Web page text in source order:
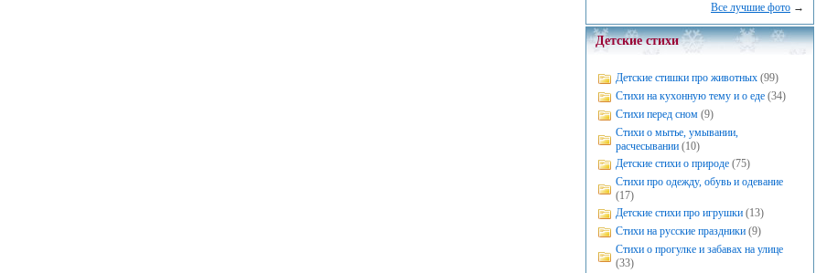
Все лучшие фото →
Детские стихи
Детские стишки про животных (99)
Стихи на кухонную тему и о еде (34)
Стихи перед сном (9)
Стихи о мытье, умывании,
расчесывании (10)
Детские стихи о природе (75)
Стихи про одежду, обувь и одевание
(17)
Детские стихи про игрушки (13)
Стихи на русские праздники (9)
Стихи о прогулке и забавах на улице
(33)